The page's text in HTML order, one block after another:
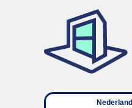
Nederland